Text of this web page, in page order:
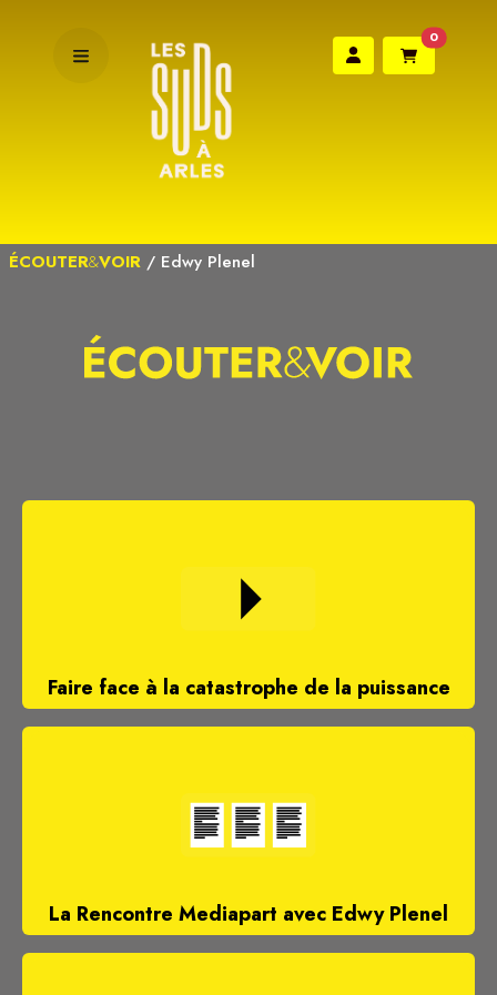
0
ÉCOUTER&VOIR / Edwy Plenel
Faire face à la catastrophe de la puissance
La Rencontre Mediapart avec Edwy Plenel